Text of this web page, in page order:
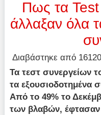
Πως τα Test
άλλαξαν όλα
Διαβάστηκε από
Τα τεστ συνεργείων
τα εξουσιοδοτημένα
Από το 49% το
των βλαβών,